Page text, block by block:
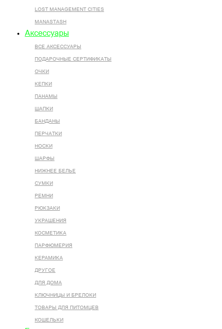
LOST MANAGEMENT CITIES
MANASTASH
Аксессуары
ВСЕ AКСЕССУАРЫ
ПОДАРОЧНЫЕ СЕРТИФИКАТЫ
ОЧКИ
КЕПКИ
ПАНАМЫ
ШАПКИ
БАНДАНЫ
ПЕРЧАТКИ
НОСКИ
ШАРФЫ
НИЖНЕЕ БЕЛЬЕ
СУМКИ
РЕМНИ
РЮКЗАКИ
УКРАШЕНИЯ
КОСМЕТИКА
ПАРФЮМЕРИЯ
КЕРАМИКА
ДРУГОЕ
ДЛЯ ДОМА
КЛЮЧНИЦЫ И БРЕЛОКИ
ТОВАРЫ ДЛЯ ПИТОМЦЕВ
КОШЕЛЬКИ